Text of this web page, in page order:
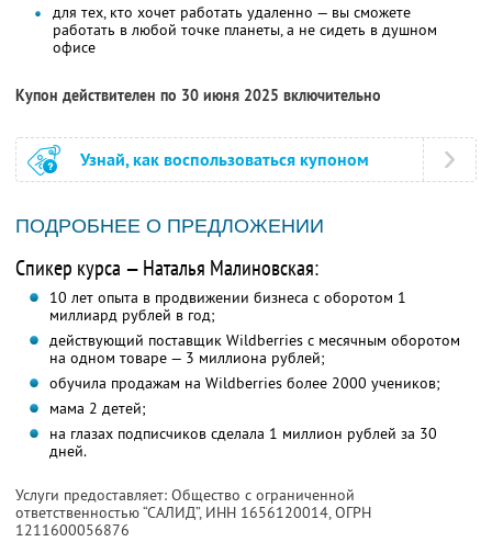
для тех, кто хочет работать удаленно — вы сможете
работать в любой точке планеты, а не сидеть в душном
офисе
Купон действителен по 30 июня 2025 включительно
Узнай, как воспользоваться купоном
ПОДРОБНЕЕ О ПРЕДЛОЖЕНИИ
Спикер курса — Наталья Малиновская:
10 лет опыта в продвижении бизнеса с оборотом 1
миллиард рублей в год;
действующий поставщик Wildberries с месячным оборотом
на одном товаре — 3 миллиона рублей;
обучила продажам на Wildberries более 2000 учеников;
мама 2 детей;
на глазах подписчиков сделала 1 миллион рублей за 30
дней.
Услуги предоставляет: Общество с ограниченной
ответственностью “САЛИД”, ИНН 1656120014, ОГРН
1211600056876